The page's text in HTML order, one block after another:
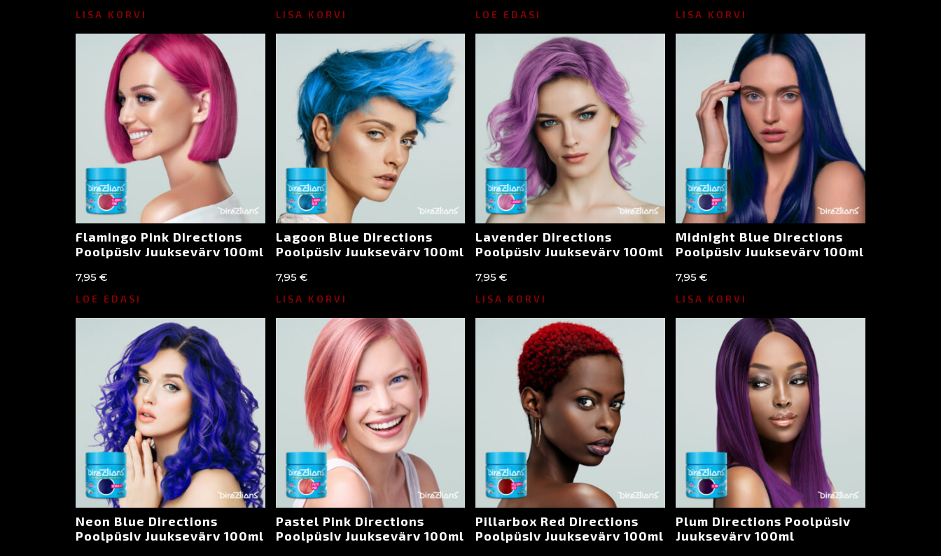
LISA KORVI LISA KORVI LOE EDASI LISA KORVI
Flamingo Pink Directions
Poolpüsiv Juuksevärv 100ml
7,95 €
LOE EDASI
Lagoon Blue Directions
Poolpüsiv Juuksevärv 100ml
7,95 €
LISA KORVI
Lavender Directions
Poolpüsiv Juuksevärv 100ml
7,95€
LISA KORVI
Midnight Blue Directions
Poolpüsiv Juuksevärv 100ml
7,95€
LISA KORVI
Neon Blue Directions
Poolpüsiv Juuksevärv 100ml
Pastel Pink Directions
Poolpüsiv Juuksevärv 100ml
Pillarbox Red Directions
Poolpüsiv Juuksevärv 100ml
Plum Directions Poolpüsiv
Juuksevärv 100ml